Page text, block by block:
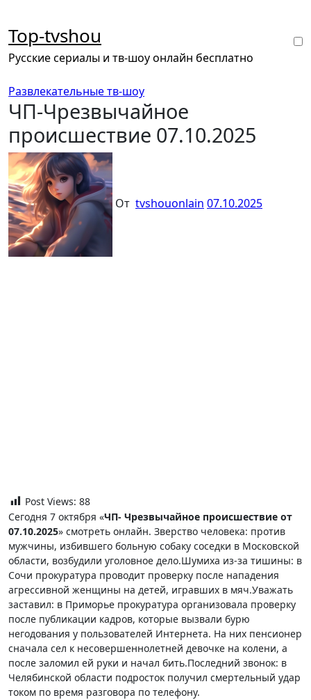
содержанию
Top-tvshou
Русские сериалы и тв-шоу онлайн бесплатно
Развлекательные тв-шоу
ЧП-Чрезвычайное
происшествие 07.10.2025
От tvshouonlain 07.10.2025
Post Views: 88
Сегодня 7 октября «ЧП- Чрезвычайное происшествие от
07.10.2025» смотреть онлайн. Зверство человека: против
мужчины, избившего больную собаку соседки в Московской
области, возбудили уголовное дело.Шумиха из-за тишины: в
Сочи прокуратура проводит проверку после нападения
агрессивной женщины на детей, игравших в мяч.Уважать
заставил: в Приморье прокуратура организовала проверку
после публикации кадров, которые вызвали бурю
негодования у пользователей Интернета. На них пенсионер
сначала сел к несовершеннолетней девочке на колени, а
после заломил ей руки и начал бить.Последний звонок: в
Челябинской области подросток получил смертельный удар
током по время разговора по телефону.